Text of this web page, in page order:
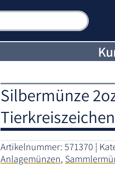
Silbermünze
Artikelnummer:571370
Anlagemünzen,